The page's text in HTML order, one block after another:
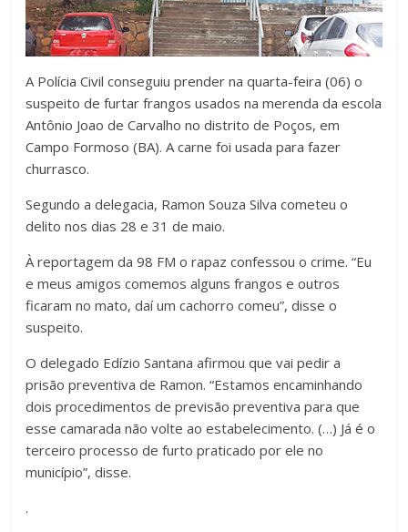
A Polícia Civil conseguiu prender na quarta-feira (06) o
suspeito de furtar frangos usados na merenda da escola
Antônio Joao de Carvalho no distrito de Poços, em
Campo Formoso (BA). A carne foi usada para fazer
churrasco.
Segundo a delegacia, Ramon Souza Silva cometeu o
delito nos dias 28 e 31 de maio.
À reportagem da 98 FM o rapaz confessou o crime. “Eu
e meus amigos comemos alguns frangos e outros
ficaram no mato, daí um cachorro comeu”, disse o
suspeito.
O delegado Edízio Santana afirmou que vai pedir a
prisão preventiva de Ramon. “Estamos encaminhando
dois procedimentos de previsão preventiva para que
esse camarada não volte ao estabelecimento. (…) Já é o
terceiro processo de furto praticado por ele no
município”, disse.
.